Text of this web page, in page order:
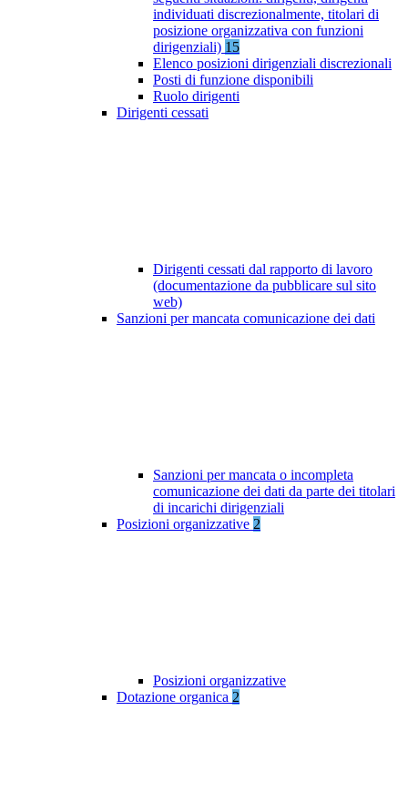
individuati discrezionalmente, titolari di
posizione organizzativa con funzioni
dirigenziali) 15
Elenco posizioni dirigenziali discrezionali
Posti di funzione disponibili
Ruolo dirigenti
Dirigenti cessati
Dirigenti cessati dal rapporto di lavoro
(documentazione da pubblicare sul sito
web)
Sanzioni per mancata comunicazione dei dati
Sanzioni per mancata o incompleta
comunicazione dei dati da parte dei titolari
di incarichi dirigenziali
Posizioni organizzative 2
Posizioni organizzative
Dotazione organica 2